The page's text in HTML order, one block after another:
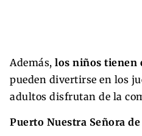
Además, los niños tienen
pueden divertirse en los
adultos disfrutan de la
Puerto Nuestra Señora